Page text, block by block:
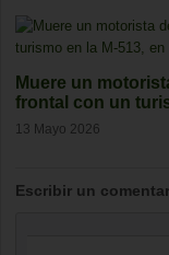
Muere un
frontal con un
13 Mayo 2026
Escribir un